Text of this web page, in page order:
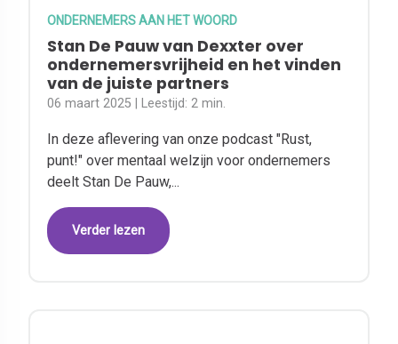
ONDERNEMERS AAN HET WOORD
Stan De Pauw van Dexxter over
ondernemersvrijheid en het vinden
van de juiste partners
06 maart 2025 | Leestijd:2 min.
In deze aflevering van onze podcast "Rust,
punt!" over mentaal welzijn voor ondernemers
deelt Stan De Pauw,...
Verder lezen